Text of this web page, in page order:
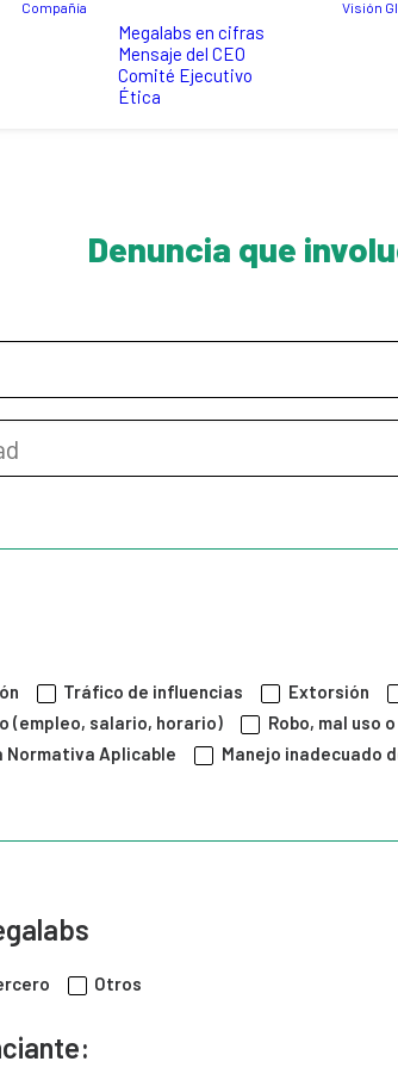
Compañía
Megalabs en cifras
Mensaje del CEO
Comité Ejecutivo
Ética
Visión
Denuncia que
Tráfico de influencias Extorsión
(empleo, salario, horario)
Robo, mal uso
Normativa Aplicable
Manejo inadecuado
Otros